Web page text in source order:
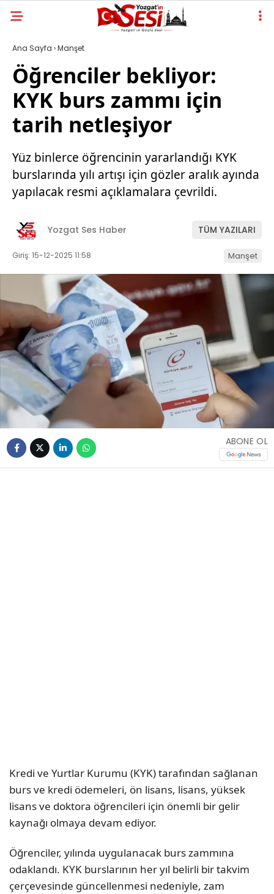
Ana Sayfa ›Manşet
Öğrenciler bekliyor:
KYK burs zammı için
tarih netleşiyor
Yüz binlerce öğrencinin yararlandığı KYK
burslarında yılı artışı için gözler aralık ayında
yapılacak resmi açıklamalara çevrildi.
Yozgat Ses Haber TÜM YAZILARI
Giriş: 15-12-2025 11:58 Manşet
ABONE OL
Kredi ve Yurtlar Kurumu (KYK) tarafından sağlanan
burs ve kredi ödemeleri, ön lisans, lisans, yüksek
lisans ve doktora öğrencileri için önemli bir gelir
kaynağı olmaya devam ediyor.
Öğrenciler, yılında uygulanacak burs zammına
odaklandı. KYK burslarının her yıl belirli bir takvim
çerçevesinde güncellenmesi nedeniyle, zam